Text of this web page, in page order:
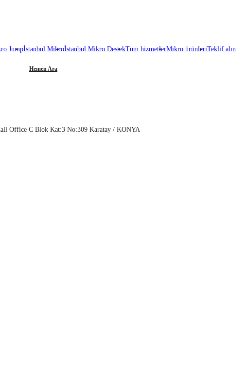
Jumpİstanbul Mikroİstanbul Mikro DestekTüm hizmetlerMikro ürünleriTeklif alın
Hemen Ara
Office C Blok Kat:3 No:309 Karatay / KONYA